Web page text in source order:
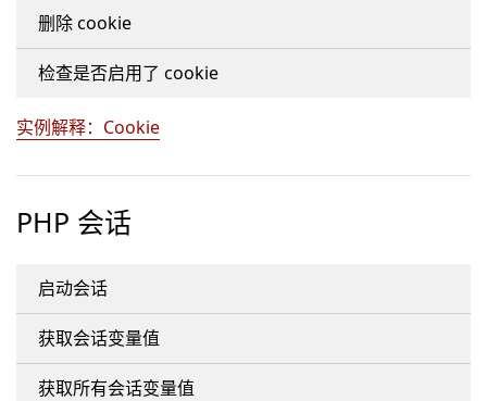
删除 cookie
检查是否启用了 cookie
实例解释：Cookie
PHP 会话
启动会话
获取会话变量值
获取所有会话变量值